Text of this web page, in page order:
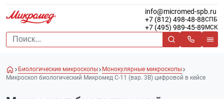
info@micromed-spb.ru
+7 (812) 498-48-88СПБ
+7 (495) 989-45-89 МСК
Биологические микроскопы
Монокулярные микроскопы
Микроскоп биологический Микромед С-11 (вар. 3B) цифровой в кейсе